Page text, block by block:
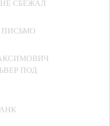
СБЕЖАЛ
ПИСЬМО
ПОД